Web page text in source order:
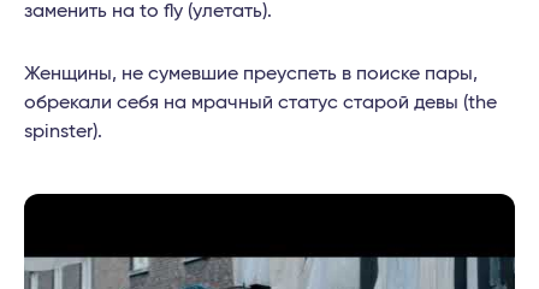
заменить на to fly (улетать).
Женщины, не сумевшие преуспеть в поиске пары,
обрекали себя на мрачный статус старой девы (the
spinster).